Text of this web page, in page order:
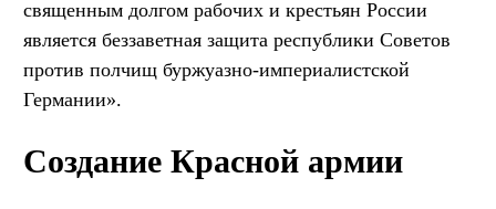
священным долгом рабочих и крестьян России
является беззаветная защита республики Советов
против полчищ буржуазно-империалистской
Германии».
Создание Красной армии